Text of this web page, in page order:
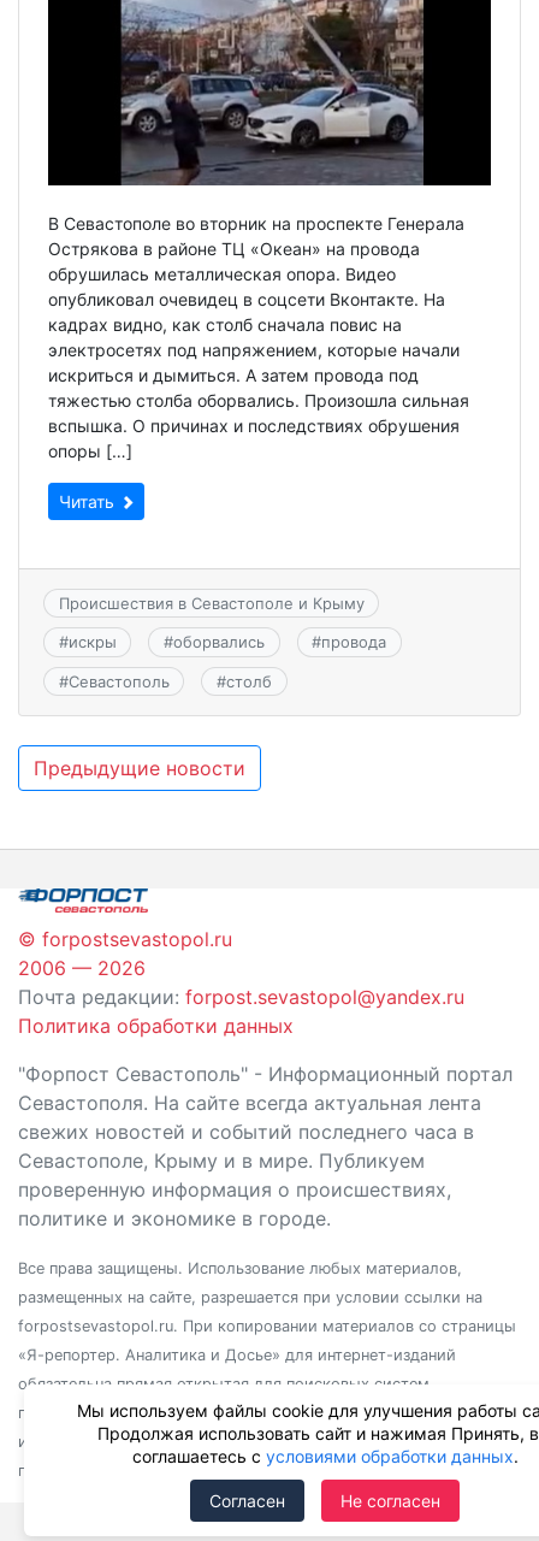
В Севастополе во вторник на проспекте Генерала
Острякова в районе ТЦ «Океан» на провода
обрушилась металлическая опора. Видео
опубликовал очевидец в соцсети Вконтакте. На
кадрах видно, как столб сначала повис на
электросетях под напряжением, которые начали
искриться и дымиться. А затем провода под
тяжестью столба оборвались. Произошла сильная
вспышка. О причинах и последствиях обрушения
опоры […]
Читать
Происшествия в Севастополе и Крыму
#искры #оборвались #провода
#Севастополь #столб
Навигация
записям
Предыдущие новости
© forpostsevastopol.ru
2006 — 2026
Почта редакции: forpost.sevastopol@yandex.ru
Политика обработки данных
"Форпост Севастополь" - Информационный портал
Севастополя. На сайте всегда актуальная лента
свежих новостей и событий последнего часа в
Севастополе, Крыму и в мире. Публикуем
проверенную информация о происшествиях,
политике и экономике в городе.
Все права защищены. Использование любых материалов,
размещенных на сайте, разрешается при условии ссылки на
forpostsevastopol.ru. При копировании материалов со страницы
«Я-репортер. Аналитика и Досье» для интернет-изданий
обязательна прямая открытая для поисковых систем
гиперссылка. Независимо от полного или частичного
использования материалов, ссылка должна быть размещена в
подзаголовке или первом абзаце материала.
Мы используем файлы cookie для улучшения работы
Продолжая использовать сайт и нажимая Принять,
соглашаетесь с условиями обработки данных.
Согласен Не согласен